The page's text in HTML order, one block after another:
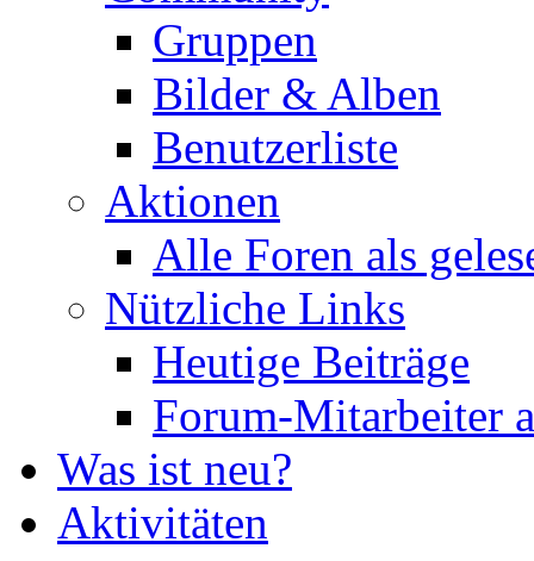
Gruppen
Bilder & Alben
Benutzerliste
Aktionen
Alle Foren als
Nützliche Links
Heutige Beiträge
Forum-Mitarbeiter
Was ist neu?
Aktivitäten